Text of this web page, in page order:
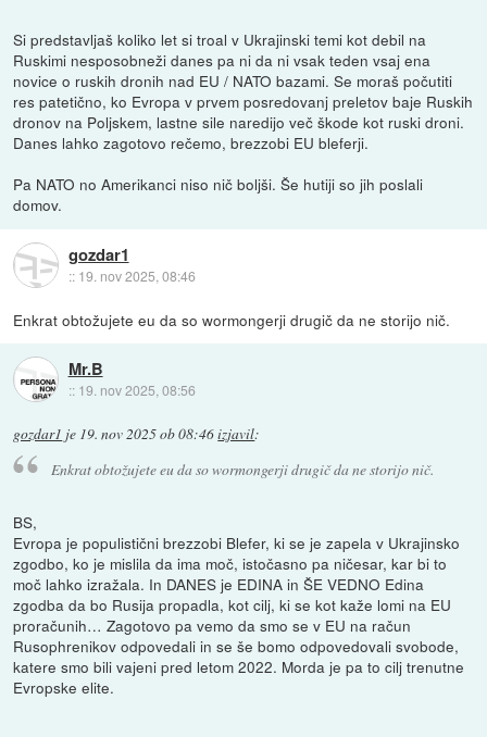
Si predstavljaš koliko let si troal v Ukrajinski temi kot debil na
Ruskimi nesposobneži danes pa ni da ni vsak teden vsaj ena
novice o ruskih dronih nad EU / NATO bazami. Se moraš počutiti
res patetično, ko Evropa v prvem posredovanj preletov baje Ruskih
dronov na Poljskem, lastne sile naredijo več škode kot ruski droni.
Danes lahko zagotovo rečemo, brezzobi EU bleferji.
Pa NATO no Amerikanci niso nič boljši. Še hutiji so jih poslali
domov.
gozdar1
:: 19. nov 2025, 08:46
Enkrat obtožujete eu da so wormongerji drugič da ne storijo nič.
Mr.B
:: 19. nov 2025, 08:56
gozdar1 je 19. nov 2025 ob 08:46izjavil:
Enkrat obtožujete eu da so wormongerji drugič da ne storijo nič.
BS,
Evropa je populistični brezzobi Blefer, ki se je zapela v Ukrajinsko
zgodbo, ko je mislila da ima moč, istočasno pa ničesar, kar bi to
moč lahko izražala. In DANES je EDINA in ŠE VEDNO Edina
zgodba da bo Rusija propadla, kot cilj, ki se kot kaže lomi na EU
proračunih… Zagotovo pa vemo da smo se v EU na račun
Rusophrenikov odpovedali in se še bomo odpovedovali svobode,
katere smo bili vajeni pred letom 2022. Morda je pa to cilj trenutne
Evropske elite.